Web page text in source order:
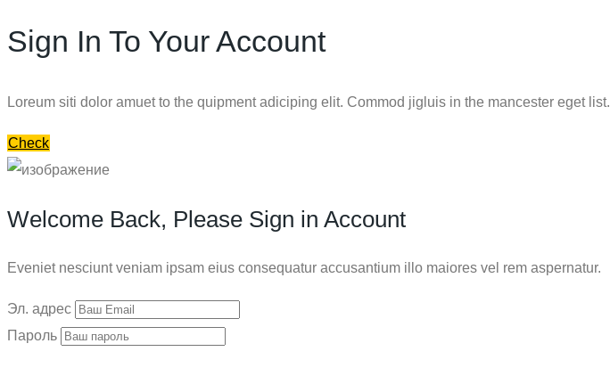
Sign In To Your Account
Loreum siti dolor amuet to the quipment adiciping elit. Commod jigluis in the mancester eget list.
Check
Welcome Back, Please Sign in Account
Eveniet nesciunt veniam ipsam eius consequatur accusantium illo maiores vel rem aspernatur.
Эл. адрес
Пароль